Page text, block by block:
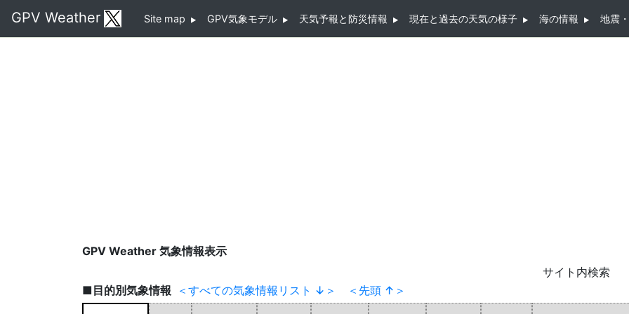
GPV Weather Site map GPV気象モデル 天気予報と防災情報 現在と過去の天気の様子 海の情報 地震
GPV Weather 気象情報表示
サイト内検索
■目的別気象情報
＜すべての気象情報リスト ↓＞ ＜先頭 ↑＞